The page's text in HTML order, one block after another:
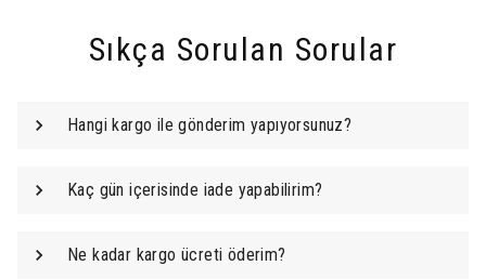
Sıkça Sorulan Sorular
Hangi kargo ile gönderim yapıyorsunuz?
Kaç gün içerisinde iade yapabilirim?
Ne kadar kargo ücreti öderim?